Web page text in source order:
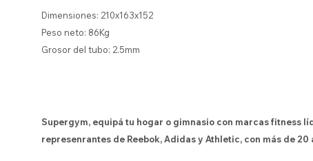
Dimensiones: 210x163x152
Peso neto: 86Kg
Grosor del tubo: 2.5mm
Supergym, equipá tu hogar o gimnasio con marcas fitness
represenrantes de Reebok, Adidas y Athletic, con más de 20